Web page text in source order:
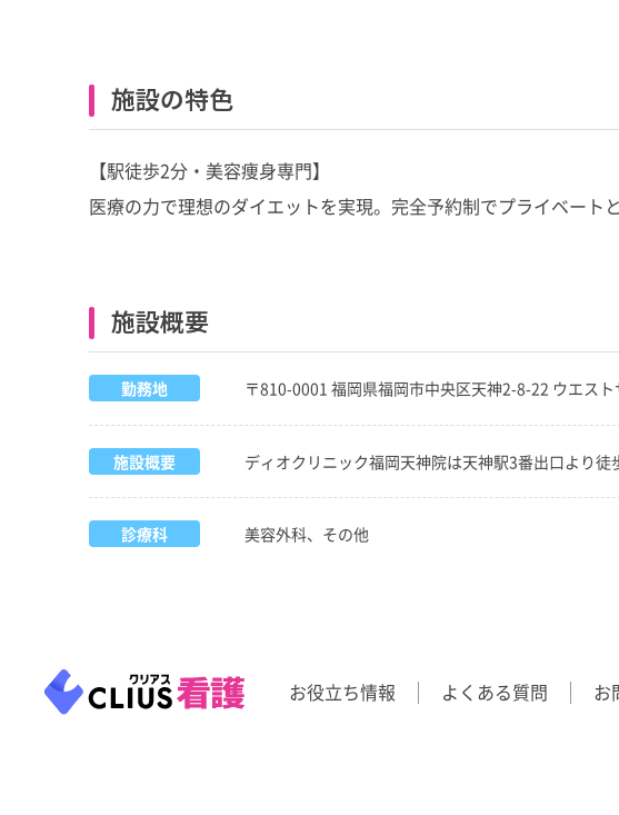
施設の特色
【駅徒歩2分・美容痩身専門】
医療の力で理想のダイエットを実現。完全予約制でプライベート
施設概要
勤務地 〒810-0001 福岡県福岡市中央区天神2-8-22 ウエス
施設概要 ディオクリニック福岡天神院は天神駅3番出口より徒
診療科 美容外科、その他
お役立ち情報 よくある質問 お